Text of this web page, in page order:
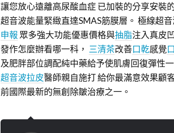
讓您放心遠離高尿酸血症 已加裝的分享安裝
超音波能量緊緻直達SMAS筋膜層。 極線超
申報 眾多強大功能優惠價格與抽脂注入真皮
發作怎麼辦看哪一科， 三清茶改善口乾感覺
及肥胖部位調配純中藥給予使肌膚回復彈性
超音波拉皮醫師親自施打 給你最滿意效果顧
前國際最新的無創除皺治療之一。